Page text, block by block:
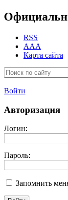
RSS
AAA
Карта сайта
Войти
Авторизация
Логин:
Пароль:
Запомнить